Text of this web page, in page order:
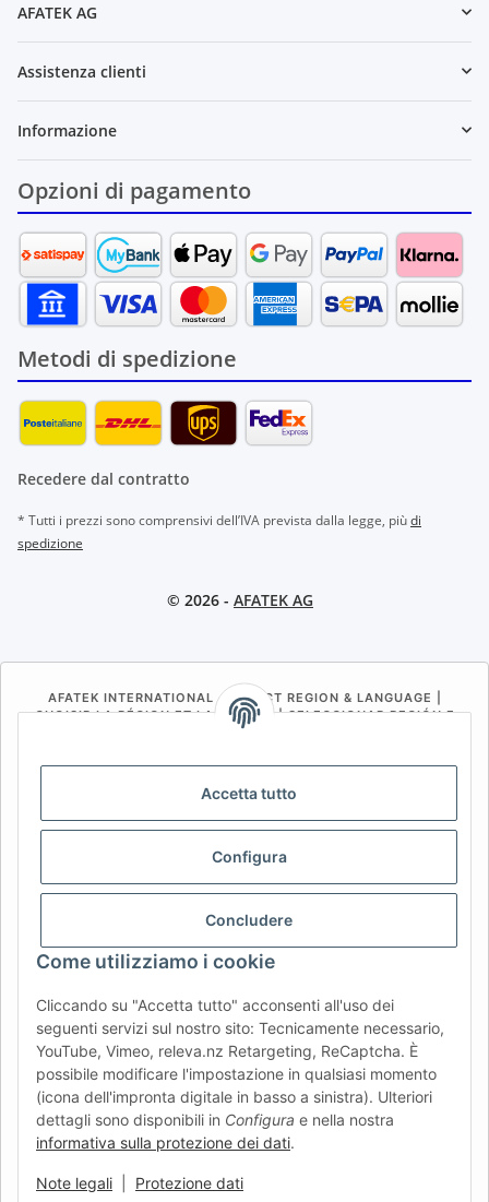
Accetta tutto
Configura
Concludere
Come utilizziamo i cookie
Cliccando su "Accetta tutto" acconsenti all'uso dei
seguenti servizi sul nostro sito: Tecnicamente necessario,
YouTube, Vimeo, releva.nz Retargeting, ReCaptcha. È
possibile modificare l'impostazione in qualsiasi momento
(icona dell'impronta digitale in basso a sinistra). Ulteriori
dettagli sono disponibili in Configura e nella nostra
informativa sulla protezione dei dati.
Note legali Protezione dati
AFATEK AG
Assistenza clienti
Informazione
Opzioni di pagamento
Metodi di spedizione
Recedere dal contratto
* Tutti i prezzi sono comprensivi dell’IVA prevista dalla legge, piùdi
spedizione
© 2026 - AFATEK AG
AFATEK INTERNATIONAL – SELECT REGION & LANGUAGE |
CHOISIR LA RÉGION ET LA LANGUE | SELECCIONAR REGIÓN E
IDIOMA
ES
UK NZ USA MX PT
CZ
RO
AFATEK Italia| Il tuo specialista in ricambi per rimorchi
Consulenza tecnica:info@afatek.com| P. IVA (DE):
DE354251646
Offerta per officine: acquisti intracomunitari netti (VIES)
disponibili.